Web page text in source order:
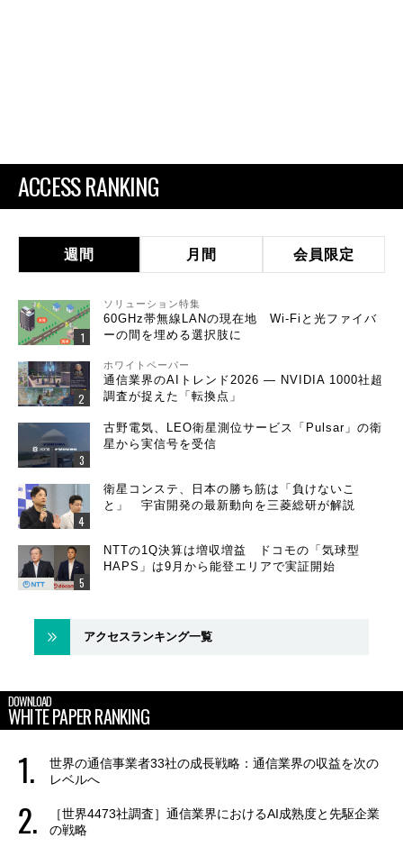
ACCESS RANKING
週間 月間 会員限定
ソリューション特集
60GHz帯無線LANの現在地 Wi-Fiと光ファイバ
ーの間を埋める選択肢に
ホワイトペーパー
通信業界のAIトレンド2026 ― NVIDIA 1000社超
調査が捉えた「転換点」
古野電気、LEO衛星測位サービス「Pulsar」の衛
星から実信号を受信
衛星コンステ、日本の勝ち筋は「負けないこ
と」 宇宙開発の最新動向を三菱総研が解説
NTTの1Q決算は増収増益 ドコモの「気球型
HAPS」は9月から能登エリアで実証開始
アクセスランキング一覧
DOWNLOAD
WHITE PAPER RANKING
世界の通信事業者33社の成長戦略：通信業界の収益を次の
レベルへ
［世界4473社調査］通信業界におけるAI成熟度と先駆企業
の戦略